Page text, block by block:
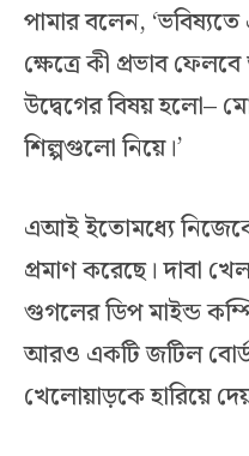
পামার বলেন,
ক্ষেত্রে কী প্রভাব
উদ্বেগের বিষয় হলো–
শিল্পগুলো নিয়ে।’
এআই ইতোমধ্যে নিজেকে
প্রমাণ করেছে। দাবা
গুগলের ডিপ মাইন্ড
আরও একটি জটিল
খেলোয়াড়কে হারিয়ে